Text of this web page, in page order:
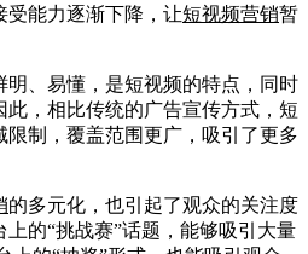
受能力逐渐下降，让短视频营销暂
、易懂，是短视频的特点，同时
，相比传统的广告宣传方式，短
制，覆盖范围更广，吸引了更多
的多元化，也引起了观众的关注度
的“挑战赛”话题，能够吸引大量